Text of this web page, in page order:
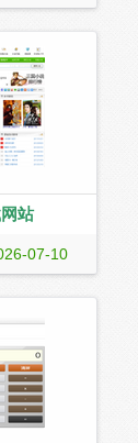
站
书下载，是
子书下载网
07-10